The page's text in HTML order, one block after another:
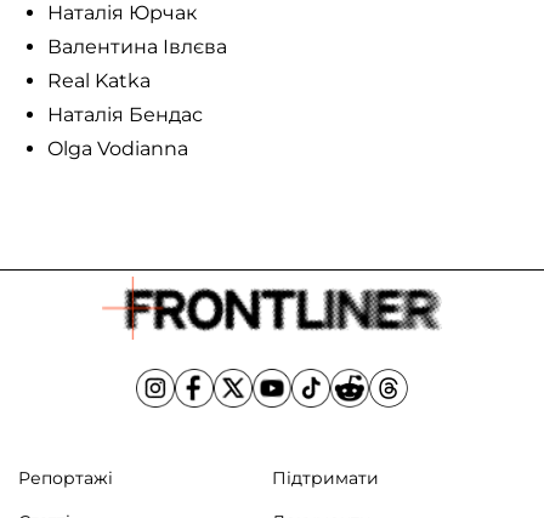
Наталія Юрчак
Валентина Івлєва
Real Katka
Наталія Бендас
Olga Vodianna
Репортажі
Підтримати